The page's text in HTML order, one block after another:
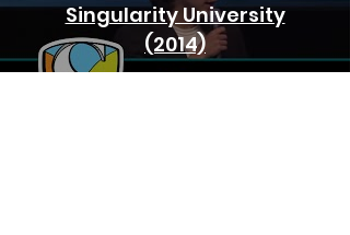
Singularity University
(2014)